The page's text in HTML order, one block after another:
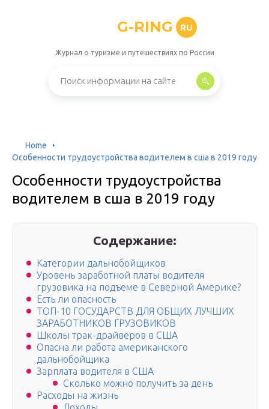
G-RING RU
Журнал о туризме и путешествиях по России
Home
Особенности трудоустройства водителем в сша в 2019 году
Особенности трудоустройства
водителем в сша в 2019 году
Содержание:
Категории дальнобойщиков
Уровень заработной платы водителя
грузовика на подъеме в Северной Америке?
Есть ли опасность
ТОП-10 ГОСУДАРСТВ ДЛЯ ОБЩИХ ЛУЧШИХ
ЗАРАБОТНИКОВ ГРУЗОВИКОВ
Школы трак-драйверов в США
Опасна ли работа американского
дальнобойщика
Зарплата водителя в США
Сколько можно получить за день
Расходы на жизнь